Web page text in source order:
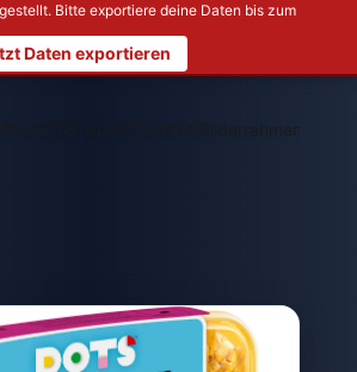
Bitte exportiere deine Daten bis zum
Daten exportieren
LEGO 41914 Bilderrahmen